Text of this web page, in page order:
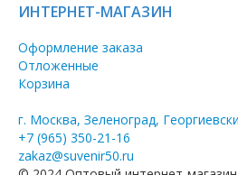
ИНТЕРНЕТ-МАГАЗИН
Оформление заказа
Отложенные
Корзина
г. Москва, Зеленоград,
+7 (965) 350-21-16
zakaz@suvenir50.ru